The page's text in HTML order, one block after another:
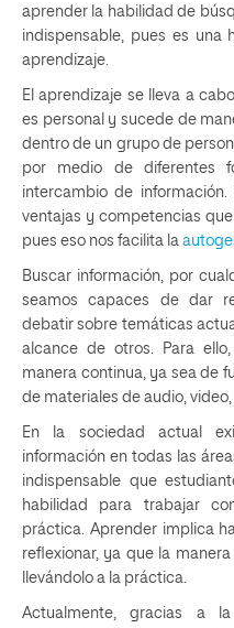
aprender la habilidad de
indispensable, pues es una
aprendizaje.
El aprendizaje se lleva a
es personal y sucede de
dentro de un grupo de
por medio de diferentes
intercambio de
ventajas y competencias
pues eso nos facilita la
Buscar información, por
seamos capaces de dar
debatir sobre temáticas
alcance de otros. Para
manera continua, ya sea de
de materiales de audio,
En la sociedad actual
información en todas las
indispensable que
habilidad para trabajar
práctica. Aprender implica
reflexionar, ya que la
llevándolo a la práctica.
Actualmente, gracias a